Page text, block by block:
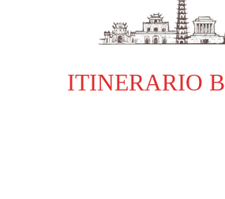
ITINERARIO